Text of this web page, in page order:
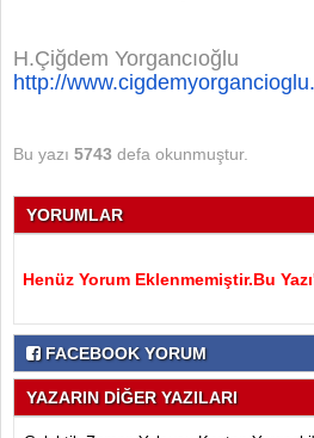
H.Çiğdem Yorgancıoğlu
http://www.cigdemyorgancioglu.
Bu yazı 5743 defa okunmuştur.
YORUMLAR
Henüz Yorum Eklenmemiştir.Bu
FACEBOOK YORUM
YAZARIN DİĞER YAZILARI